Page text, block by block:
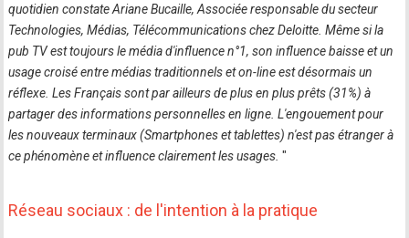
quotidien constate Ariane Bucaille, Associée responsable du secteur
Technologies, Médias, Télécommunications chez Deloitte. Même si la
pub TV est toujours le média d'influence n°1, son influence baisse et un
usage croisé entre médias traditionnels et on-line est désormais un
réflexe. Les Français sont par ailleurs de plus en plus prêts (31%) à
partager des informations personnelles en ligne. L'engouement pour
les nouveaux terminaux (Smartphones et tablettes) n'est pas étranger à
ce phénomène et influence clairement les usages."
Réseau sociaux : de l'intention à la pratique